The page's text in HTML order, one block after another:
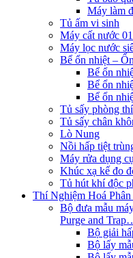
Máy làm
Tủ ấm vi sinh
Máy cất nước
Máy lọc nước
Bể ổn nhiệt –
Bể ổn
Bể ổn
Bể ổn
Tủ sấy phòng
Tủ sấy chân
Lò Nung
Nồi hấp tiệt
Máy rửa dụng
Khúc xạ kế đo
Tủ hút khí độc
Thí Nghiệm Hoá
Bộ đưa mẫu
Purge and
Bộ giải
Bộ lấy